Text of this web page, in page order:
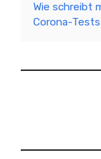
Wie schreibt
Corona-